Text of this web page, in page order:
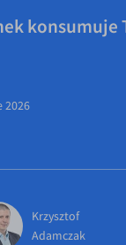
konsumuje
2026
Krzysztof
Adamczak